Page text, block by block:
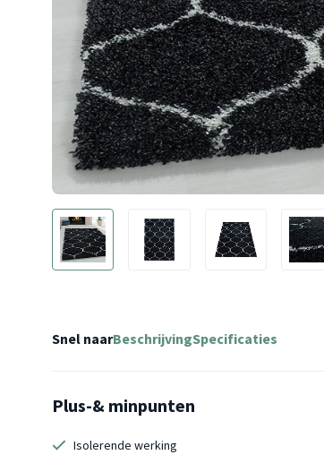
Snel naarBeschrijvingSpecificaties
Plus-& minpunten
Isolerende werking